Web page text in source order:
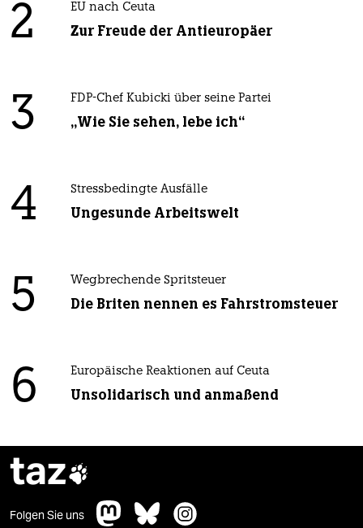
2 EU nach Ceuta
Zur Freude der Antieuropäer
3 FDP-Chef Kubicki über seine Partei
„Wie Sie sehen, lebe ich“
4 Stressbedingte Ausfälle
Ungesunde Arbeitswelt
5 Wegbrechende Spritsteuer
Die Briten nennen es Fahrstromsteuer
6 Europäische Reaktionen auf Ceuta
Unsolidarisch und anmaßend
taz
Folgen Sie uns